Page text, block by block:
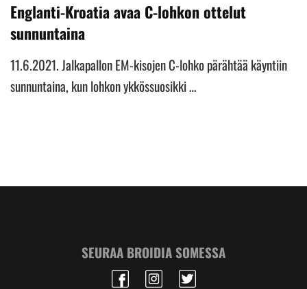
Englanti-Kroatia avaa C-lohkon ottelut
sunnuntaina
11.6.2021. Jalkapallon EM-kisojen C-lohko pärähtää käyntiin
sunnuntaina, kun lohkon ykkössuosikki …
SEURAA BROIDIA SOMESSA